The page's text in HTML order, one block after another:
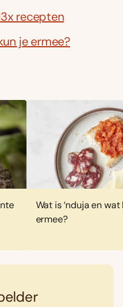
recepten
je ermee?
Wat is ‘nduja en wat
ermee?